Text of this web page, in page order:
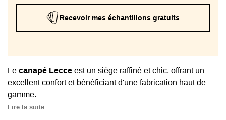
Recevoir mes échantillons gratuits
Le canapé Lecce est un siège raffiné et chic, offrant un
excellent confort et bénéficiant d'une fabrication haut de
gamme.
• Chic et contemporain
Lire la suite